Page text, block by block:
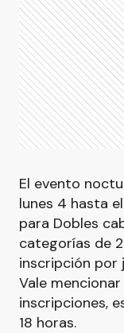
El evento
lunes 4 hasta
para Dobles
categorías de
inscripción por
Vale
inscripciones,
18 horas.